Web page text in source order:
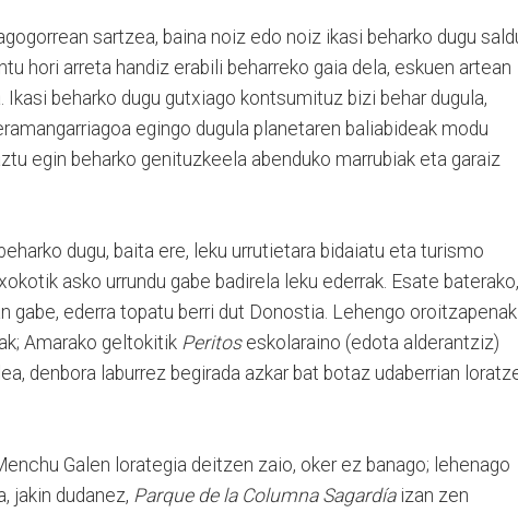
sartzea, baina noiz edo noiz ikasi beharko dugu
hori arreta handiz erabili beharreko gaia dela, eskuen artean
Ikasi beharko dugu gutxiago kontsumituz bizi behar dugula,
egingo dugula planetaren baliabideak modu
egin beharko genituzkeela abenduko marrubiak eta garaiz
dugu, baita ere, leku urrutietara bidaiatu eta turismo
asko urrundu gabe badirela leku ederrak. Esate baterako,
gabe, ederra topatu berri dut Donostia. Lehengo oroitzapenak
Amarako geltokitik Peritoseskolaraino (edota alderantziz)
denbora laburrez begirada azkar bat botaz udaberrian
Galen lorategia deitzen zaio, oker ez banago; lehenago
jakin dudanez, Parque de la Columna Sagardíaizan zen